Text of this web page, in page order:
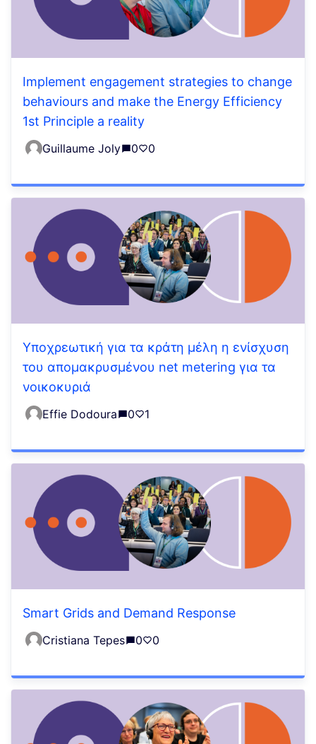
Implement engagement strategies to change
behaviours and make the Energy Efficiency
1st Principle a reality
Guillaume Joly 0 0
Υποχρεωτική για τα κράτη μέλη η ενίσχυση
του απομακρυσμένου net metering για τα
νοικοκυριά
Effie Dodoura 0 1
Smart Grids and Demand Response
Cristiana Tepes 0 0